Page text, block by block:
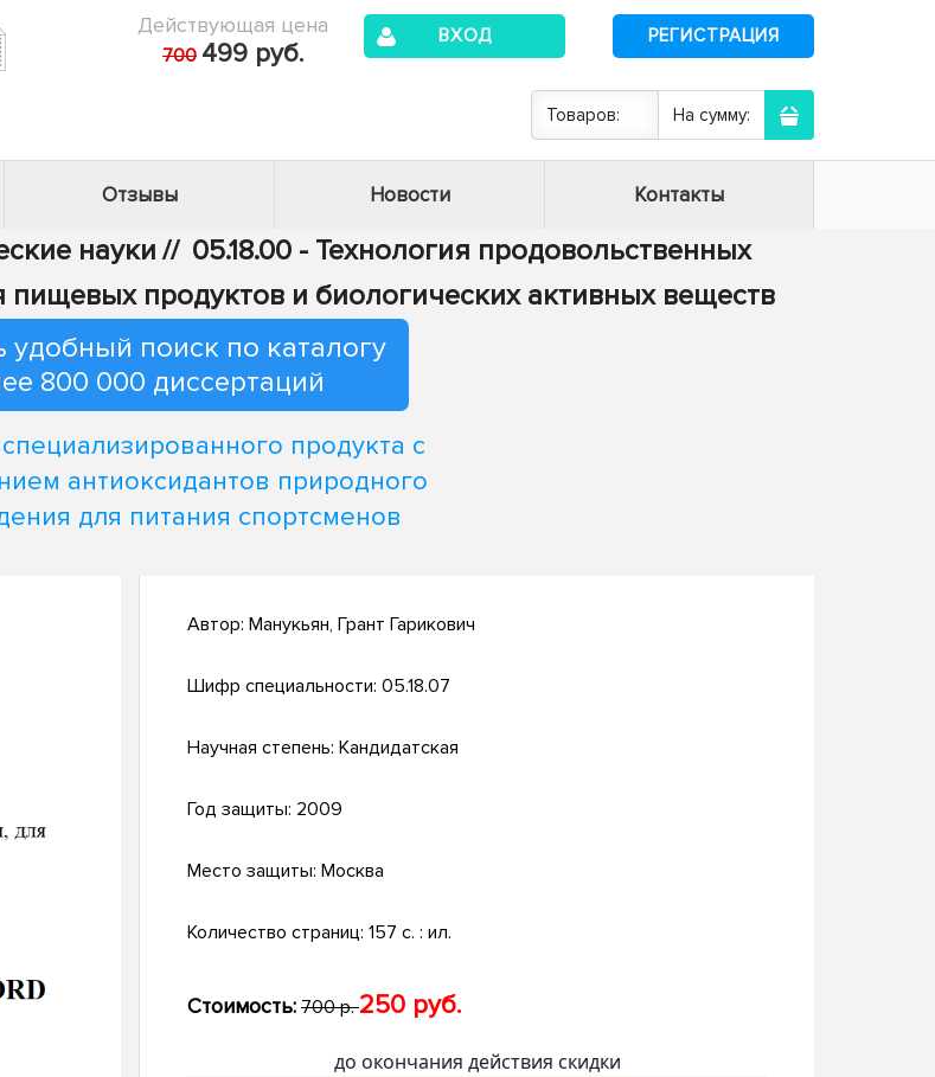
Действующая цена
700 499 руб.
ВХОД РЕГИСТРАЦИЯ
Товаров: На сумму:
Отзывы Новости Контакты
науки // 05.18.00 - Технология продовольственных
пищевых продуктов и биологических активных веществ
удобный поиск по каталогу
800 000 диссертаций
продукта с
антиоксидантов природного
для питания спортсменов
Автор: Манукьян, Грант Гарикович
Шифр специальности: 05.18.07
Научная степень: Кандидатская
Год защиты: 2009
Место защиты: Москва
Количество страниц: 157 с. : ил.
Стоимость: 700 р.250 руб.
до окончания действия скидки